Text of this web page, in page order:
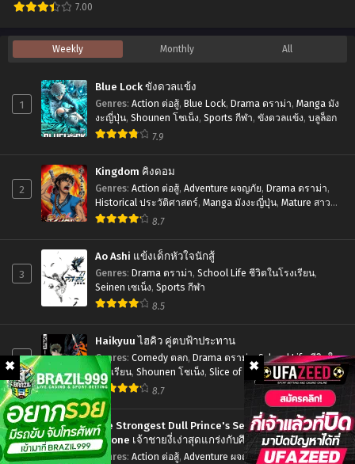
เดอะ
มูฟ
วี่2
พิเศษ
ของ
เหล่า
ล่า
อาหาร
12
ซับ
7.00
อ
นิ
Ani
Tsukeru
Kusuri
wa
Season
เสก
ชาย
จอม
กวน
ภาค
2
Weekly Monthly All
1
Blue Lock ขังดวลแข้ง
Genres: Action ต่อสู้, Blue Lock, Drama ดราม่า, Manga มัง
งะญี่ปุ่น, Shounen โชเน็ง, Sports กีฬา, ขังดวลแข้ง, บลูล็อก
7.9
2
Kingdom คิงดอม
Genres: Action ต่อสู้, Adventure ผจญภัย, Drama ดราม่า,
Historical ประวัติศาสตร์, Manga มังงะญี่ปุ่น, Mature สาว
ใหญ่,Seinen เซเน็ง
8.7
3
Ao Ashi แข้งเด็กหัวใจนักสู้
Genres: Drama ดราม่า, School Life ชีวิตในโรงเรียน,
Seinen เซเน็ง, Sports กีฬา
8.5
4
Haikyuu ไฮคิว คู่ตบฟ้าประทาน
Genres: Comedy ตลก, Drama ดราม่า,School Life ชีวิตใน
โรงเรียน, Shounen โชเน็ง, Slice of Life รั้วโรงเรียน,
Sports กีฬา
8.7
5
The Strongest Dull Prince's Secret Battle for the
Throne เจ้าชายงี่เง่าสุดแกร่งกับศึกชิงราชสมบัติ
Genres: Action ต่อสู้, Adventure ผจญภัย ,Drama ดราม่า,